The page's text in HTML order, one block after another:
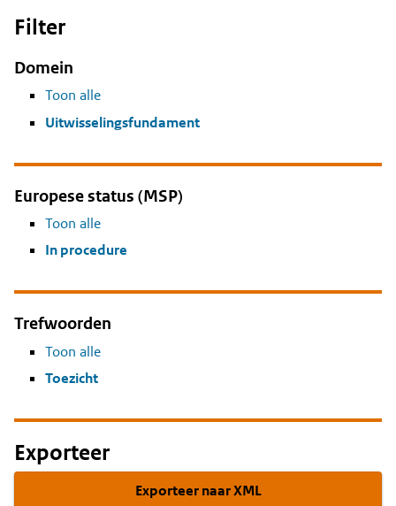
Filter
Domein
Toon alle
Uitwisselingsfundament
Europese status (MSP)
Toon alle
In procedure
Trefwoorden
Toon alle
Toezicht
Exporteer
Exporteer naar XML